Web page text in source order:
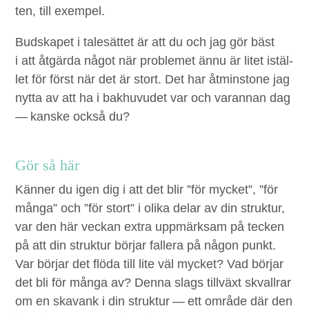
ten, till exempel.
Bud­skapet i talesät­tet är att du och jag gör bäst
i att åtgär­da något när prob­lemet ännu är litet istäl­
let för först när det är stort. Det har åtmin­stone jag
nyt­ta av att ha i bakhu­vudet var och varan­nan dag
— kanske ock­så du?
Gör så här
Kän­ner du igen dig i att det blir”för myck­et”,”för
mån­ga” och”för stort” i oli­ka delar av din struk­tur,
var den här veck­an extra upp­märk­sam på teck­en
på att din struk­tur bör­jar fall­era på någon punkt.
Var bör­jar det flö­da till lite väl myck­et? Vad bör­jar
det bli för mån­ga av? Den­na slags tillväxt skvall­rar
om en ska­vank i din struk­tur — ett område där den